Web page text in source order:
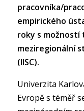
pracovníka/
empirického
roky s
meziregionální
(IISC).
Univerzita
Evropě s téměř